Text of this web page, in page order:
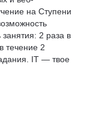
на Ступени
2 раза в
течение 2
IT — твое